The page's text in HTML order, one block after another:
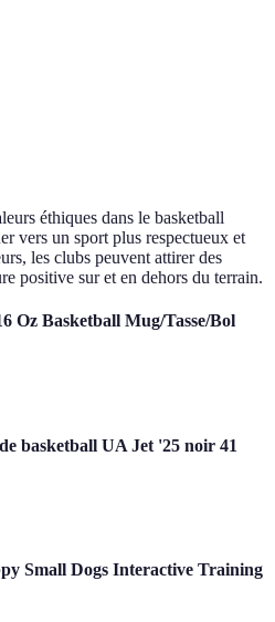
éthiques dans le basketball
vers un sport plus respectueux et
les clubs peuvent attirer des
positive sur et en dehors du terrain.
Oz Basketball Mug/Tasse/Bol
basketball UA Jet '25 noir 41
Small Dogs Interactive Training